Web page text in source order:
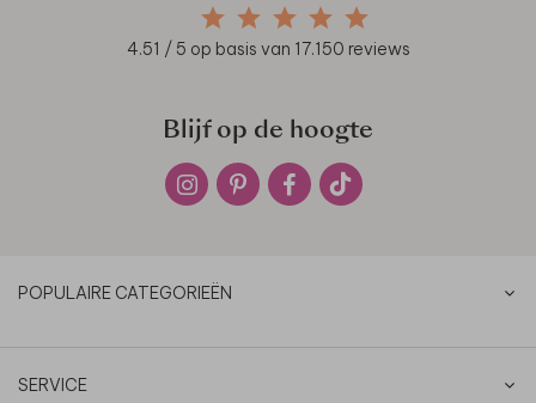
4.51 / 5 op basis van 17.150 reviews
Blijf op de hoogte
POPULAIRE CATEGORIEËN
SERVICE